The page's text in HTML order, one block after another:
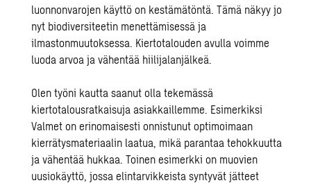
luonnonvarojen käyttö on kestämätöntä. Tämä näkyy jo
nyt biodiversiteetin menettämisessä ja
ilmastonmuutoksessa. Kiertotalouden avulla voimme
luoda arvoa ja vähentää hiilijalanjälkeä.
Olen työni kautta saanut olla tekemässä
kiertotalousratkaisuja asiakkaillemme. Esimerkiksi
Valmet on erinomaisesti onnistunut optimoimaan
kierrätysmateriaalin laatua, mikä parantaa tehokkuutta
ja vähentää hukkaa. Toinen esimerkki on muovien
uusiokäyttö, jossa elintarvikkeista syntyvät jätteet